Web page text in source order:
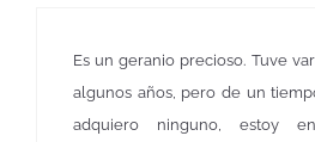
Es un geranio precioso. Tuve
algunos años, pero de un
adquiero ninguno, estoy